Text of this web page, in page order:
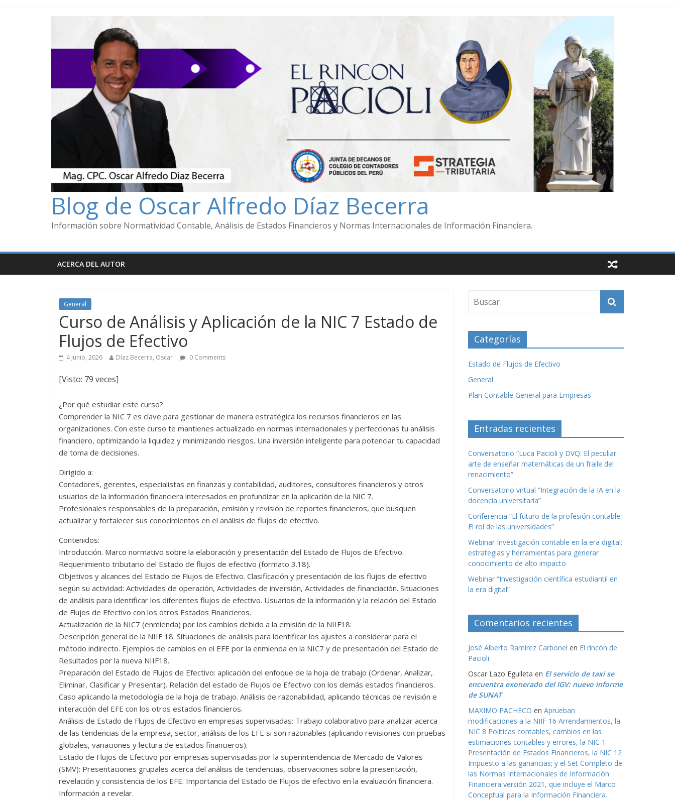
Blog de Oscar Alfredo Díaz Becerra
Información sobre Normatividad Contable, Análisis de Estados Financieros y Normas Internacionales de Información Financiera.
ACERCA DEL AUTOR
General
Curso de Análisis y Aplicación de la NIC 7 Estado de
Flujos de Efectivo
4 junio, 2026 Díaz Becerra, Oscar 0 Comments
[Visto: 79 veces]
¿Por qué estudiar este curso?
Comprender la NIC 7 es clave para gestionar de manera estratégica los recursos financieros en las
organizaciones. Con este curso te mantienes actualizado en normas internacionales y perfeccionas tu análisis
financiero, optimizando la liquidez y minimizando riesgos. Una inversión inteligente para potenciar tu capacidad
de toma de decisiones.
Dirigido a:
Contadores, gerentes, especialistas en finanzas y contabilidad, auditores, consultores financieros y otros
usuarios de la información financiera interesados en profundizar en la aplicación de la NIC 7.
Profesionales responsables de la preparación, emisión y revisión de reportes financieros, que busquen
actualizar y fortalecer sus conocimientos en el análisis de flujos de efectivo.
Contenidos:
Introducción. Marco normativo sobre la elaboración y presentación del Estado de Flujos de Efectivo.
Requerimiento tributario del Estado de flujos de efectivo (formato 3.18).
Objetivos y alcances del Estado de Flujos de Efectivo. Clasificación y presentación de los flujos de efectivo
según su actividad: Actividades de operación, Actividades de inversión, Actividades de financiación. Situaciones
de análisis para identificar los diferentes flujos de efectivo. Usuarios de la información y la relación del Estado
de Flujos de Efectivo con los otros Estados Financieros.
Actualización de la NIC7 (enmienda) por los cambios debido a la emisión de la NIIF18:
Descripción general de la NIIF 18. Situaciones de análisis para identificar los ajustes a considerar para el
método indirecto. Ejemplos de cambios en el EFE por la enmienda en la NIC7 y de presentación del Estado de
Resultados por la nueva NIIF18.
Preparación del Estado de Flujos de Efectivo: aplicación del enfoque de la hoja de trabajo (Ordenar, Analizar,
Eliminar, Clasificar y Presentar). Relación del estado de Flujos de Efectivo con los demás estados financieros.
Caso aplicando la metodología de la hoja de trabajo. Análisis de razonabilidad, aplicando técnicas de revisión e
interacción del EFE con los otros estados financieros.
Análisis de Estado de Flujos de Efectivo en empresas supervisadas: Trabajo colaborativo para analizar acerca
de las tendencias de la empresa, sector, análisis de los EFE si son razonables (aplicando revisiones con pruebas
globales, variaciones y lectura de estados financieros).
Estado de Flujos de Efectivo por empresas supervisadas por la superintendencia de Mercado de Valores
(SMV): Presentaciones grupales acerca del análisis de tendencias, observaciones sobre la presentación,
revelación y consistencia de los EFE. Importancia del Estado de Flujos de efectivo en la evaluación financiera.
Información a revelar.
Categorías
Estado de Flujos de Efectivo
General
Plan Contable General para Empresas
Entradas recientes
Conversatorio “Luca Pacioli y DVQ: El peculiar
arte de enseñar matemáticas de un fraile del
renacimiento”
Conversatorio virtual “Integración de la IA en la
docencia universitaria”
Conferencia “El futuro de la profesión contable:
El rol de las universidades”
Webinar Investigación contable en la era digital:
estrategias y herramientas para generar
conocimiento de alto impacto
Webinar “Investigación científica estudiantil en
la era digital”
Comentarios recientes
José Alberto Ramírez Carbonel en El rincón de
Pacioli
Oscar Lazo Eguileta en El servicio de taxi se
encuentra exonerado del IGV: nuevo informe
de SUNAT
MAXIMO PACHECO en Aprueban
modificaciones a la NIIF 16 Arrendamientos, la
NIC 8 Políticas contables, cambios en las
estimaciones contables y errores, la NIC 1
Presentación de Estados Financieros, la NIC 12
Impuesto a las ganancias; y el Set Completo de
las Normas Internacionales de Información
Financiera versión 2021, que incluye el Marco
Conceptual para la Información Financiera.